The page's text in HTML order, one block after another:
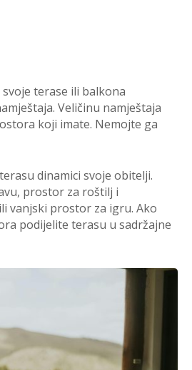
terase ili balkona
Veličinu namještaja
koji imate. Nemojte ga
dinamici svoje obitelji.
prostor za roštilj i
vanjski prostor za igru. Ako
podijelite terasu u sadržajne